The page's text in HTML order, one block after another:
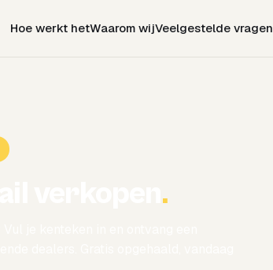
Hoe werkt hetWaarom wijVeelgestelde vragen
.